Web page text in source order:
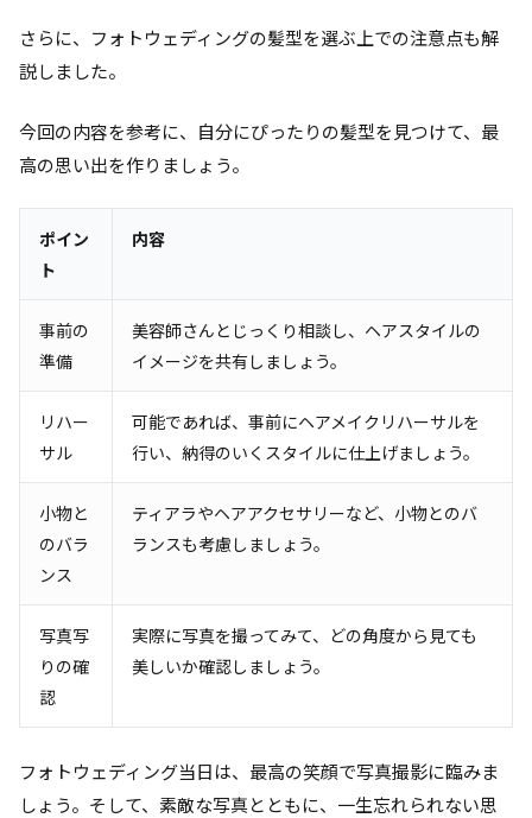
さらに、フォトウェディングの髪型を選ぶ上での注意点も解
説しました。
今回の内容を参考に、自分にぴったりの髪型を見つけて、最
高の思い出を作りましょう。
ポイン
ト
内容
事前の
準備
美容師さんとじっくり相談し、ヘアスタイルの
イメージを共有しましょう。
リハー
サル
可能であれば、事前にヘアメイクリハーサルを
行い、納得のいくスタイルに仕上げましょう。
小物と
のバラ
ンス
ティアラやヘアアクセサリーなど、小物とのバ
ランスも考慮しましょう。
写真写
りの確
認
実際に写真を撮ってみて、どの角度から見ても
美しいか確認しましょう。
フォトウェディング当日は、最高の笑顔で写真撮影に臨みま
しょう。そして、素敵な写真とともに、一生忘れられない思